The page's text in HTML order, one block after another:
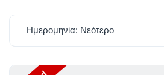
Ημερομηνία: Νεότερο